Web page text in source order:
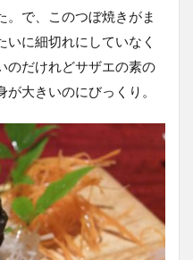
。で、このつぼ焼きがま
に細切れにしていなく
のだけれどサザエの素の
大きいのにびっくり。